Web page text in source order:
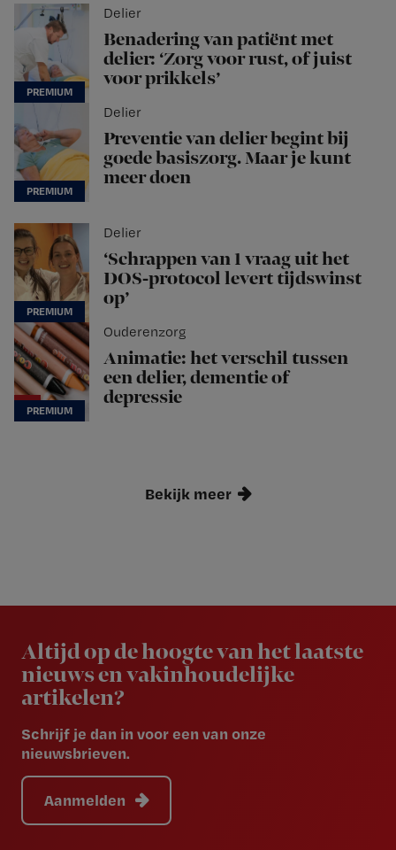
Delier
Benadering van patiënt met
delier: ‘Zorg voor rust, of juist
voor prikkels’
Delier
Preventie van delier begint bij
goede basiszorg. Maar je kunt
meer doen
Delier
‘Schrappen van 1 vraag uit het
DOS-protocol levert tijdswinst
op’
Ouderenzorg
Animatie: het verschil tussen
een delier, dementie of
depressie
Bekijk meer
Altijd op de hoogte van het laatste
nieuws en vakinhoudelijke
artikelen?
Schrijf je dan in voor een van onze
nieuwsbrieven.
Aanmelden